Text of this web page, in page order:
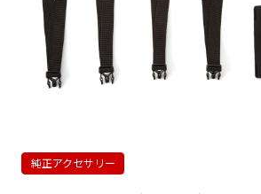
純正アクセサリー